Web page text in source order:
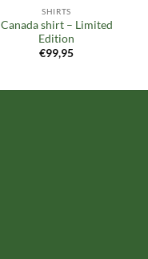
SHIRTS
Canada shirt – Limited
Edition
€99,95